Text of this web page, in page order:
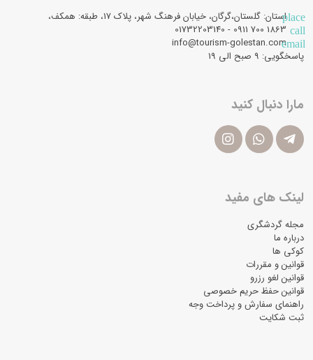
placeاستان: گلستان،گرگان، خیابان فرهنگ شهر، پلاک 17، طبقه: همکف،
call
email
info@tourism-golestan.com
پاسخگویی: ۹ صبح الی 19
مارا دنبال کنید
لینک های مفید
مجله گردشگری
درباره ما
کوکی ها
قوانین و مقررات
قوانین لغو رزرو
قوانین حفظ حریم خصوصی
راهنمای سفارش و پرداخت وجه
ثبت شکایت